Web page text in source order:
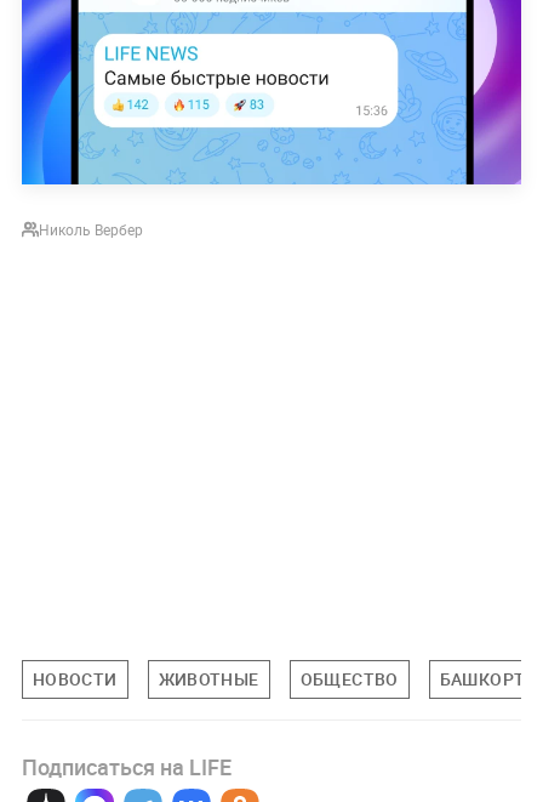
Николь Вербер
НОВОСТИ ЖИВОТНЫЕ ОБЩЕСТВО
Подписаться на LIFE